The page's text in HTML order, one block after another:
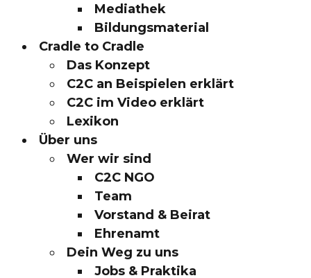
Mediathek
Bildungsmaterial
Cradle to Cradle
Das Konzept
C2C an Beispielen erklärt
C2C im Video erklärt
Lexikon
Über uns
Wer wir sind
C2C NGO
Team
Vorstand & Beirat
Ehrenamt
Dein Weg zu uns
Jobs & Praktika